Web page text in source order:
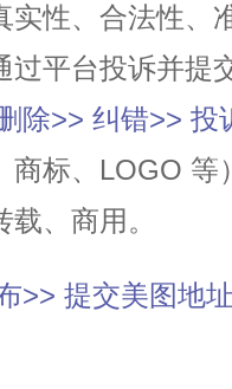
实性、合法性、
过平台投诉并提
除>> 纠错>> 投
商标、LOGO
、商用。
>> 提交美图地